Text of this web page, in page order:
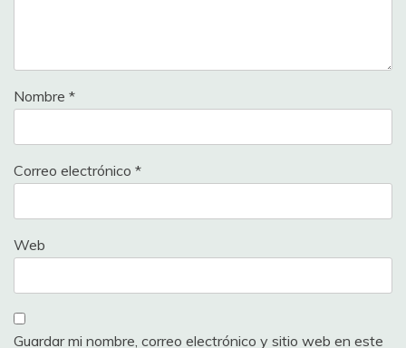
Nombre *
Correo electrónico *
Web
Guardar mi nombre, correo electrónico y sitio web en este